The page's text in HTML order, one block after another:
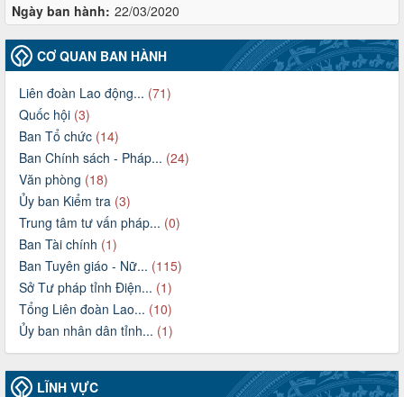
Ngày ban hành: 22/03/2020
CƠ QUAN BAN HÀNH
Liên đoàn Lao động... (71)
Quốc hội (3)
Ban Tổ chức (14)
Ban Chính sách - Pháp... (24)
Văn phòng (18)
Ủy ban Kiểm tra (3)
Trung tâm tư vấn pháp... (0)
Ban Tài chính (1)
Ban Tuyên giáo - Nữ... (115)
Sở Tư pháp tỉnh Điện... (1)
Tổng Liên đoàn Lao... (10)
Ủy ban nhân dân tỉnh... (1)
LĨNH VỰC